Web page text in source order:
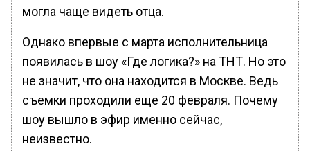
могла чаще видеть отца.
Однако впервые с марта исполнительница
появилась в шоу «Где логика?» на ТНТ. Но это
не значит, что она находится в Москве. Ведь
съемки проходили еще 20 февраля. Почему
шоу вышло в эфир именно сейчас,
неизвестно.